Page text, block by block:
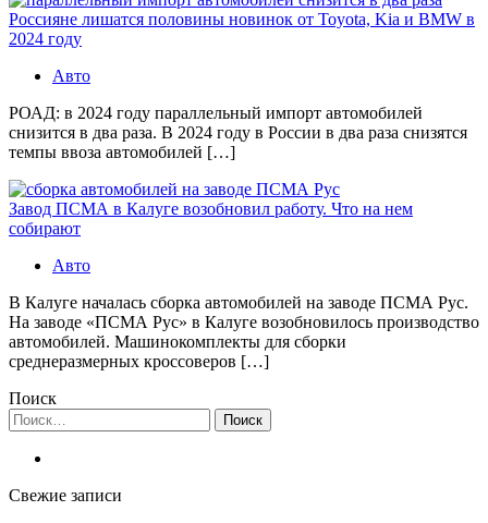
Россияне лишатся половины новинок от Toyota, Kia и BMW в
2024 году
Авто
РОАД: в 2024 году параллельный импорт автомобилей
снизится в два раза. В 2024 году в России в два раза снизятся
темпы ввоза автомобилей […]
Завод ПСМА в Калуге возобновил работу. Что на нем
собирают
Авто
В Калуге началась сборка автомобилей на заводе ПСМА Рус.
На заводе «ПСМА Рус» в Калуге возобновилось производство
автомобилей. Машинокомплекты для сборки
среднеразмерных кроссоверов […]
Поиск
Найти:
Свежие записи